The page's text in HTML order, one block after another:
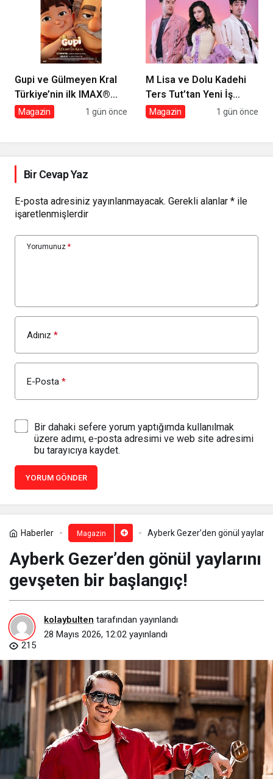
Gupi ve Gülmeyen Kral
Türkiye’nin ilk IMAX®
animasyon filmi oluyor
Magazin 1 gün önce
M Lisa ve Dolu Kadehi
Ters Tut’tan Yeni İş
Birliği: Vişne
Magazin 1 gün önce
Bir Cevap Yaz
E-posta adresiniz yayınlanmayacak. Gerekli alanlar * ile
işaretlenmişlerdir
Yorumunuz *
Adınız *
E-Posta *
Bir dahaki sefere yorum yaptığımda kullanılmak
üzere adımı, e-posta adresimi ve web site adresimi
bu tarayıcıya kaydet.
YORUM GÖNDER
Haberler Magazin Ayberk Gezer’den gönül
Ayberk Gezer’den gönül yaylarını
gevşeten bir başlangıç!
kolaybulten tarafından yayınlandı
28 Mayıs 2026, 12:02 yayınlandı
215